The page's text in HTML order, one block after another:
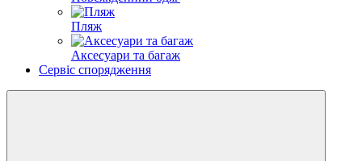
Пляж
Аксесуари та багаж
Сервіс спорядження